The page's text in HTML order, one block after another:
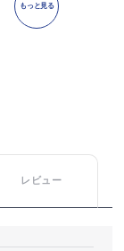
もっと見る
レビュー